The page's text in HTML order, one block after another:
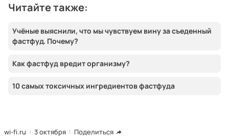
Читайте также:
Учёные выяснили, что мы чувствуем вину за съеденный
фастфуд. Почему?
Как фастфуд вредит организму?
10 самых токсичных ингредиентов фастфуда
wi-fi.ru 3 октября Поделиться